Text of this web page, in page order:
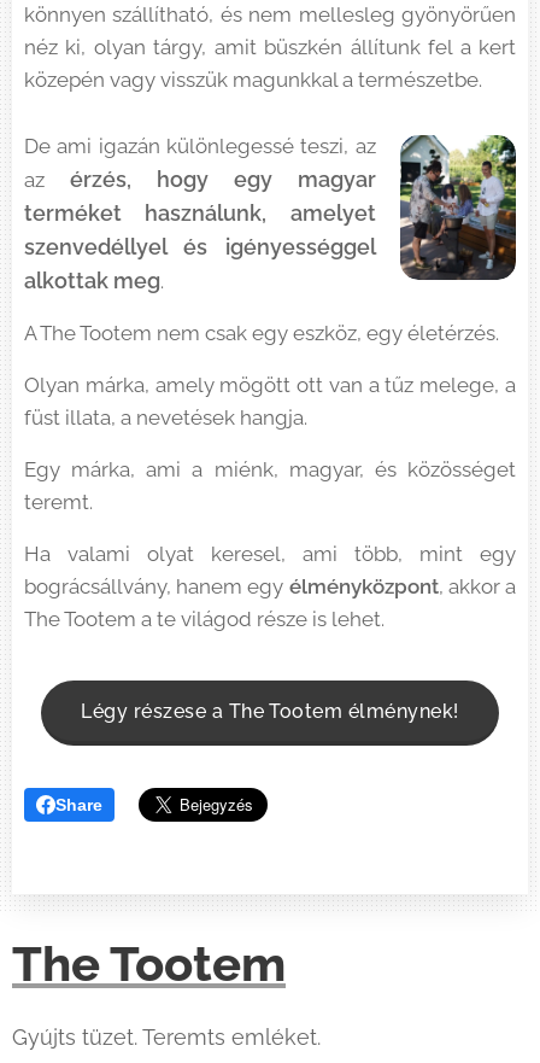
könnyen szállítható, és nem mellesleg gyönyörűen
néz ki, olyan tárgy, amit büszkén állítunk fel a kert
közepén vagy visszük magunkkal a természetbe.
De ami igazán különlegessé teszi, az
az érzés, hogy egy magyar
terméket használunk, amelyet
szenvedéllyel és igényességgel
alkottak meg.
A The Tootem nem csak egy eszköz, egy életérzés.
Olyan márka, amely mögött ott van a tűz melege, a
füst illata, a nevetések hangja.
Egy márka, ami a miénk, magyar, és közösséget
teremt.
Ha valami olyat keresel, ami több, mint egy
bográcsállvány, hanem egy élményközpont, akkor a
The Tootem a te világod része is lehet.
Légy részese a The Tootem élménynek!
Share
The Tootem
Gyújts tüzet. Teremts emléket.